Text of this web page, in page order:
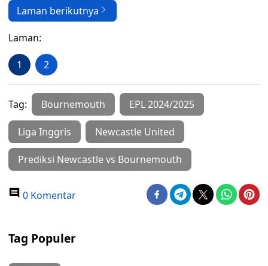
Laman berikutnya
Laman:
1 2
Tag: Bournemouth EPL 2024/2025
Liga Inggris Newcastle United
Prediksi Newcastle vs Bournemouth
0 Komentar
Tag Populer